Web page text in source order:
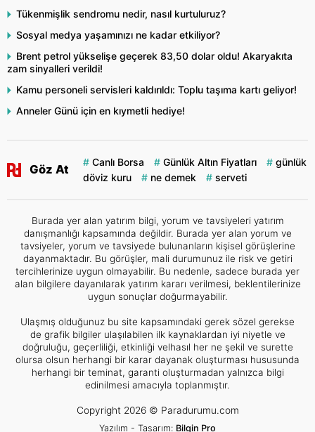
Tükenmişlik sendromu nedir, nasıl kurtuluruz?
Sosyal medya yaşamınızı ne kadar etkiliyor?
Brent petrol yükselişe geçerek 83,50 dolar oldu! Akaryakıta
zam sinyalleri verildi!
Kamu personeli servisleri kaldırıldı: Toplu taşıma kartı geliyor!
Anneler Günü için en kıymetli hediye!
Göz At
Canlı Borsa Günlük Altın Fiyatları
günlük
döviz kuru
ne demek serveti
Burada yer alan yatırım bilgi, yorum ve tavsiyeleri yatırım
danışmanlığı kapsamında değildir. Burada yer alan yorum ve
tavsiyeler, yorum ve tavsiyede bulunanların kişisel görüşlerine
dayanmaktadır. Bu görüşler, mali durumunuz ile risk ve getiri
tercihlerinize uygun olmayabilir. Bu nedenle, sadece burada yer
alan bilgilere dayanılarak yatırım kararı verilmesi, beklentilerinize
uygun sonuçlar doğurmayabilir.
Ulaşmış olduğunuz bu site kapsamındaki gerek sözel gerekse
de grafik bilgiler ulaşılabilen ilk kaynaklardan iyi niyetle ve
doğruluğu, geçerliliği, etkinliği velhasıl her ne şekil ve surette
olursa olsun herhangi bir karar dayanak oluşturması hususunda
herhangi bir teminat, garanti oluşturmadan yalnızca bilgi
edinilmesi amacıyla toplanmıştır.
Copyright 2026 © Paradurumu.com
Yazılım - Tasarım: Bilgin Pro